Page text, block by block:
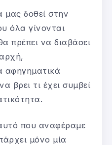
μας δοθεί στην
όλα γίνονται
πρέπει να διαβάσει
αφηγηματικά
βρει τι έχει συμβεί
που αναφέραμε
μόνο μία